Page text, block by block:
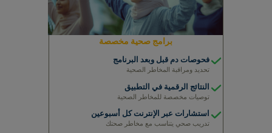
توصيات مخصصة للتغذية، المكملات الغذائية، وأسلوب
الحياة